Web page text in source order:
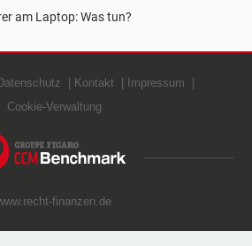
am Laptop: Was tun?
Kontakt
Impressum
Cookie-Verwaltung
finanzen.de